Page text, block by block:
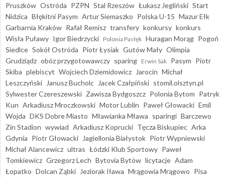
Pruszków Ostróda PZPN Stal Rzeszów Łukasz Jegliński Start
Nidzica Błękitni Pasym Artur Siemaszko Polska U-15 Mazur Ełk
Garbarnia Kraków Rafał Remisz transfery konkursy konkurs
Wisła Puławy Igor Biedrzycki Polonia Pasłęk Huragan Morąg Pogoń
Siedlce Sokół Ostróda Piotr Łysiak Gutów Mały Olimpia
Grudziądz obóz przygotowawczy sparing Erwin Sak Pasym Piotr
Skiba plebiscyt Wojciech Dziemidowicz Jarocin Michał
Leszczyński
Janusz Bucholc Jacek Czałpiński stomil.olsztyn.pl
Sylwester Czereszewski Zawisza Bydgoszcz Polonia Bytom Patryk
Kun Arkadiusz Mroczkowski Motor Lublin Paweł Głowacki Emil
Wojda DKS Dobre Miasto Mławianka Mława sparingi Barczewo
Zin Stadion wywiad Arkadiusz Koprucki Tęcza Biskupiec Arka
Gdynia Piotr Głowacki Jagiellonia Białystok Piotr Wypniewski
Michał Alancewicz ultras Łódzki Klub Sportowy Paweł
Tomkiewicz Grzegorz Lech Bytovia Bytów licytacje Adam
Łopatko Dolcan Ząbki Jeziorak Iława Mrągowia Mrągowo Pisa